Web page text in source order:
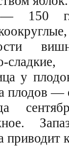
150 г.
у
плодов —
приводит